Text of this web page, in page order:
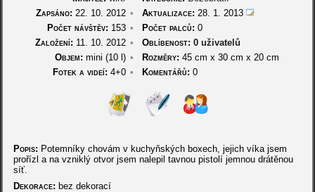
Zapsáno: 22. 10. 2012 • Aktualizace: 28. 1. 2013
Počet návštěv: 153 • Počet palců: 0
Založení: 11. 10. 2012 • Oblíbenost: 0 uživatelů
Objem: mini (10 l) • Rozměry: 45 cm x30 cm x20 cm
Fotek a videí: 4+0 • Komentářů: 0
Popis: Potemníky chovám v kuchyňských boxech, jejich víka jsem
prořízl a na vzniklý otvor jsem nalepil tavnou pistolí jemnou drátěnou
síť.
Dekorace: bez dekorací